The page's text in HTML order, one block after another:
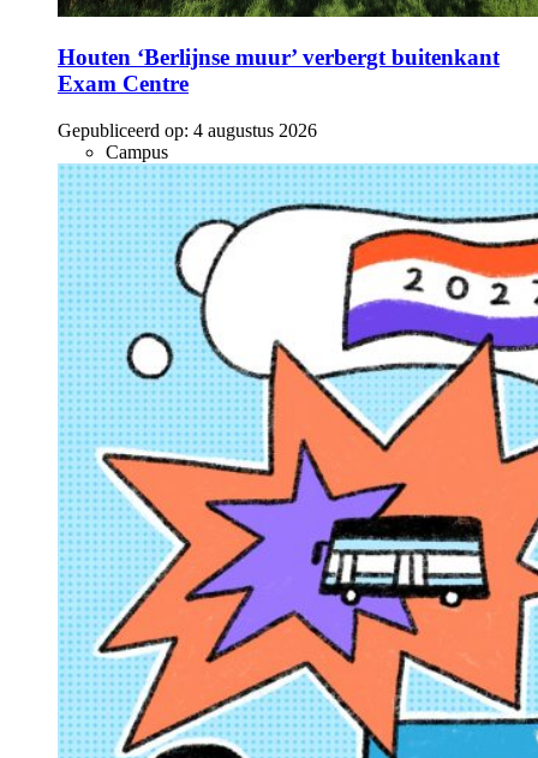
Houten ‘Berlijnse muur’ verbergt buitenkant
Exam Centre
Gepubliceerd op: 4 augustus 2026
Campus